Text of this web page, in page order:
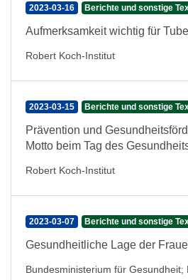
2023-03-16 Berichte und sonstige
Aufmerksamkeit wichtig für
Robert Koch-Institut
2023-03-15 Berichte und sonstige
Prävention und
Motto beim Tag des
Robert Koch-Institut
2023-03-07 Berichte und sonstige
Gesundheitliche Lage der
Bundesministerium für Gesundheit;